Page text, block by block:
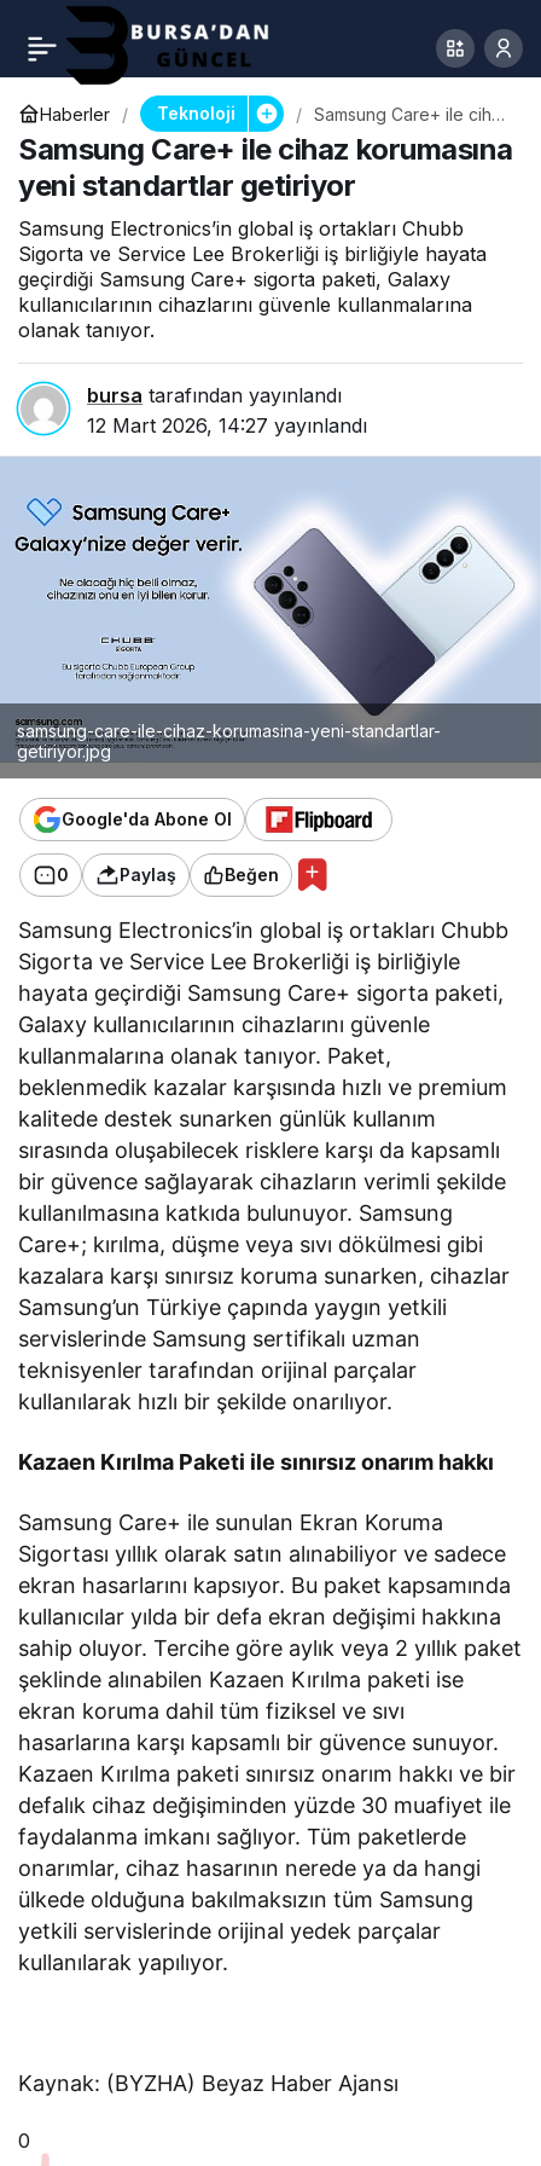
Haberler Teknoloji
Samsung Care+ ile cihaz
korumasına yeni
standartlar getiriyor
Samsung Care+ ile cihaz korumasına
yeni standartlar getiriyor
Samsung Electronics’in global iş ortakları Chubb
Sigorta ve Service Lee Brokerliği iş birliğiyle hayata
geçirdiği Samsung Care+ sigorta paketi, Galaxy
kullanıcılarının cihazlarını güvenle kullanmalarına
olanak tanıyor.
bursa tarafından yayınlandı
12 Mart 2026, 14:27 yayınlandı
samsung-care-ile-cihaz-korumasina-yeni-standartlar-
getiriyor.jpg
Google'da Abone Ol
0 Paylaş Beğen
Samsung Electronics’in global iş ortakları Chubb
Sigorta ve Service Lee Brokerliği iş birliğiyle
hayata geçirdiği Samsung Care+ sigorta paketi,
Galaxy kullanıcılarının cihazlarını güvenle
kullanmalarına olanak tanıyor. Paket,
beklenmedik kazalar karşısında hızlı ve premium
kalitede destek sunarken günlük kullanım
sırasında oluşabilecek risklere karşı da kapsamlı
bir güvence sağlayarak cihazların verimli şekilde
kullanılmasına katkıda bulunuyor. Samsung
Care+; kırılma, düşme veya sıvı dökülmesi gibi
kazalara karşı sınırsız koruma sunarken, cihazlar
Samsung’un Türkiye çapında yaygın yetkili
servislerinde Samsung sertifikalı uzman
teknisyenler tarafından orijinal parçalar
kullanılarak hızlı bir şekilde onarılıyor.
Kazaen Kırılma Paketi ile sınırsız onarım hakkı
Samsung Care+ ile sunulan Ekran Koruma
Sigortası yıllık olarak satın alınabiliyor ve sadece
ekran hasarlarını kapsıyor. Bu paket kapsamında
kullanıcılar yılda bir defa ekran değişimi hakkına
sahip oluyor. Tercihe göre aylık veya 2 yıllık paket
şeklinde alınabilen Kazaen Kırılma paketi ise
ekran koruma dahil tüm fiziksel ve sıvı
hasarlarına karşı kapsamlı bir güvence sunuyor.
Kazaen Kırılma paketi sınırsız onarım hakkı ve bir
defalık cihaz değişiminden yüzde 30 muafiyet ile
faydalanma imkanı sağlıyor. Tüm paketlerde
onarımlar, cihaz hasarının nerede ya da hangi
ülkede olduğuna bakılmaksızın tüm Samsung
yetkili servislerinde orijinal yedek parçalar
kullanılarak yapılıyor.
Kaynak: (BYZHA) Beyaz Haber Ajansı
0